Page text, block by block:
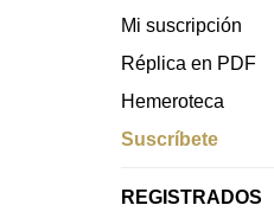
Mi suscripción
Réplica en PDF
Hemeroteca
Suscríbete
REGISTRADOS